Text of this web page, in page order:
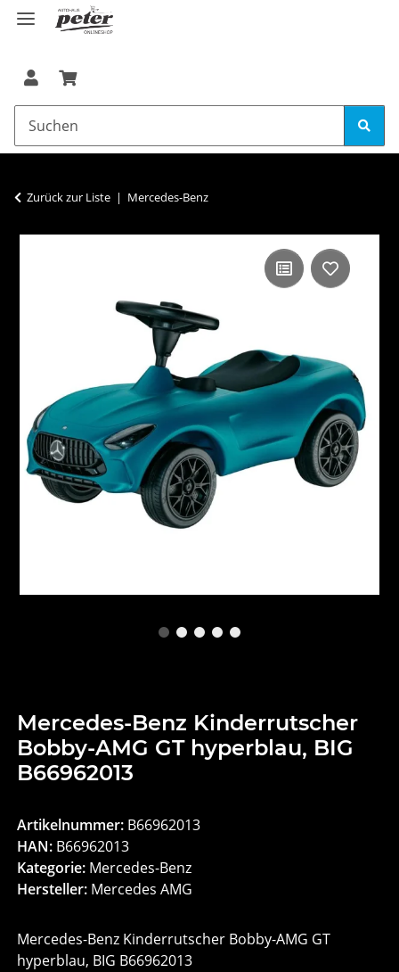
Zurück zur Liste Mercedes-Benz
Mercedes-Benz Kinderrutscher
Bobby-AMG GT hyperblau, BIG
B66962013
Artikelnummer: B66962013
HAN: B66962013
Kategorie: Mercedes-Benz
Hersteller: Mercedes AMG
Mercedes-Benz Kinderrutscher Bobby-AMG GT
hyperblau, BIG B66962013